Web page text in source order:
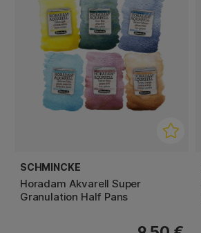
SCHMINCKE
Horadam Akvarell Super
Granulation Half Pans